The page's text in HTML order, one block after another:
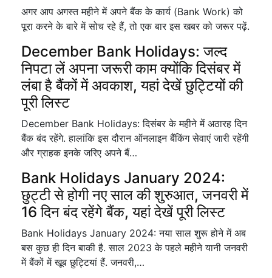
अगर आप अगस्त महीने में अपने बैंक के कार्य (Bank Work) को
पूरा करने के बारे में सोच रहे हैं, तो एक बार इस खबर को जरूर पढ़ें.
December Bank Holidays: जल्द
निपटा लें अपना जरूरी काम क्योंकि दिसंबर में
लंबा है बैंकों में अवकाश, यहां देखें छुट्टियों की
पूरी लिस्ट
December Bank Holidays: दिसंबर के महीने में अठारह दिन
बैंक बंद रहेंगे. हालांकि इस दौरान ऑनलाइन बैंकिंग सेवाएं जारी रहेंगी
और ग्राहक इनके जरिए अपने बैं…
Bank Holidays January 2024:
छुट्टी से होगी नए साल की शुरुआत, जनवरी में
16 दिन बंद रहेंगे बैंक, यहां देखें पूरी लिस्ट
Bank Holidays January 2024: नया साल शुरू होने में अब
बस कुछ ही दिन बाकी है. साल 2023 के पहले महीने यानी जनवरी
में बैंकों में खूब छुट्टियां हैं. जनवरी,…